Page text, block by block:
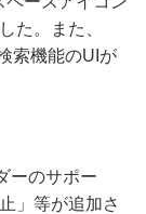
た。また、
索機能のUIが
ーのサポー
」等が追加さ